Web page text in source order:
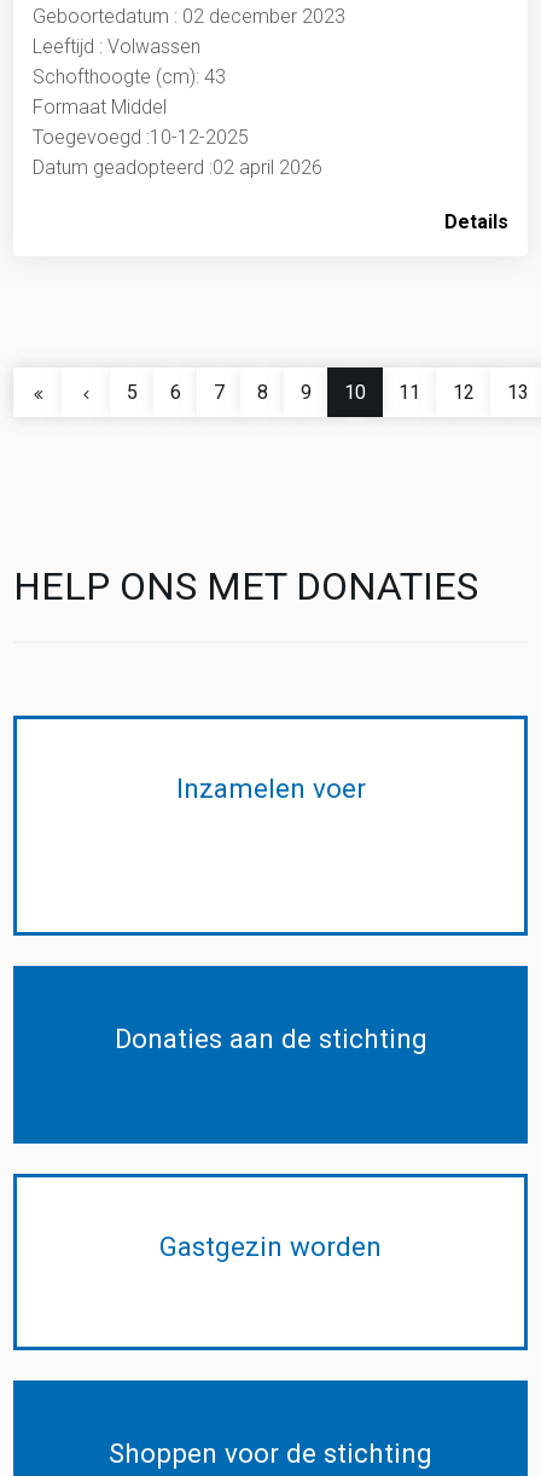
Geboortedatum : 02 december 2023
Leeftijd : Volwassen
Schofthoogte (cm): 43
Formaat Middel
Toegevoegd :10-12-2025
Datum geadopteerd :02 april 2026
Details
5 6 7 8 9 10 11 12 13
HELP ONS MET DONATIES
Inzamelen voer
Donaties aan de stichting
Gastgezin worden
Shoppen voor de stichting